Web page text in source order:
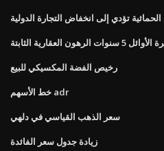
تؤدي إلى انخفاض التجارة الدولية
الرهون العقارية الثابتة
رخيص الفضة المكسيكي للبيع
خط الأسهم adr
سعر الذهب القياسي في دلهي
زيادة جدول سعر الفائدة